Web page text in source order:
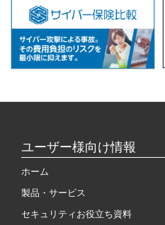
ユーザー様向け情報
ホーム
製品・サービス
セキュリティお役立ち資料